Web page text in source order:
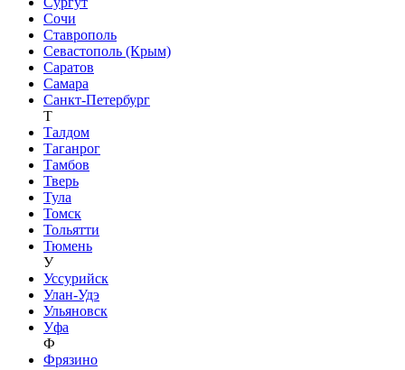
Сочи
Ставрополь
Севастополь (Крым)
Саратов
Самара
Санкт-Петербург
Т
Талдом
Таганрог
Тамбов
Тверь
Тула
Томск
Тольятти
Тюмень
У
Уссурийск
Улан-Удэ
Ульяновск
Уфа
Ф
Фрязино